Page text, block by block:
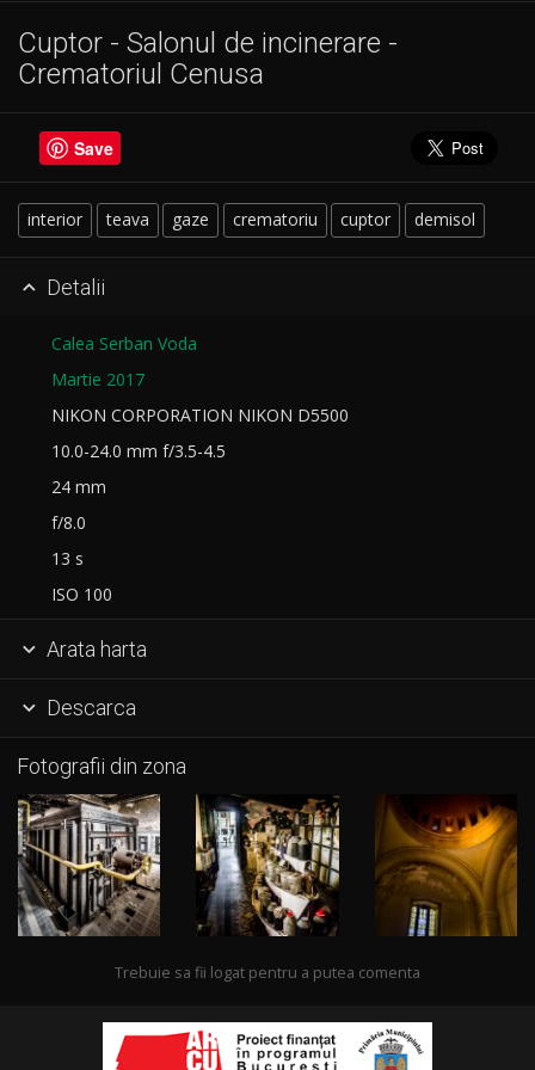
Cuptor - Salonul de incinerare -
Crematoriul Cenusa
Save
interior teava gaze crematoriu cuptor demisol
 Detalii
Calea Serban Voda
Martie 2017
NIKON CORPORATION NIKON D5500
10.0-24.0 mm f/3.5-4.5
24 mm
f/8.0
13 s
ISO 100
 Arata harta
 Descarca
Fotografii din zona
Trebuie sa fii logat pentru a putea comenta